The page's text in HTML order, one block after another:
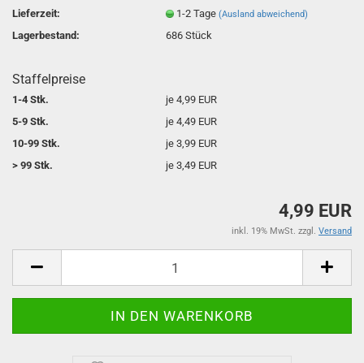
Lieferzeit:
1-2 Tage(Ausland abweichend)
Lagerbestand: 686Stück
Staffelpreise
1-4 Stk.
je 4,99 EUR
5-9 Stk.
je 4,49 EUR
10-99 Stk.
je 3,99 EUR
> 99 Stk.
je 3,49 EUR
4,99 EUR
inkl. 19% MwSt. zzgl. Versand